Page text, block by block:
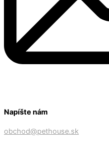
Napíšte nám
obchod@pethouse.sk